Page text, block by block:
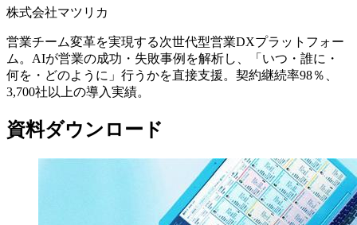
株式会社マツリカ
営業チーム変革を実現する次世代型営業DXプラットフォー
ム。AIが営業の成功・失敗事例を解析し、「いつ・誰に・
何を・どのように」行うかを直接支援。契約継続率98％、
3,700社以上の導入実績。
資料ダウンロード